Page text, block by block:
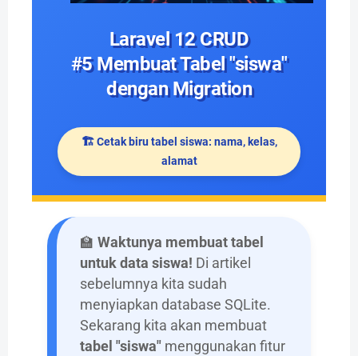
Laravel 12 CRUD
#5 Membuat Tabel "siswa"
dengan Migration
🏗️ Cetak biru tabel siswa: nama, kelas,
alamat
🏫 Waktunya membuat tabel
untuk data siswa! Di artikel
sebelumnya kita sudah
menyiapkan database SQLite.
Sekarang kita akan membuat
tabel "siswa"menggunakan fitur